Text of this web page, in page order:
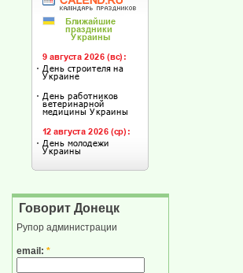
Говорит Донецк
Рупор администрации
email: *